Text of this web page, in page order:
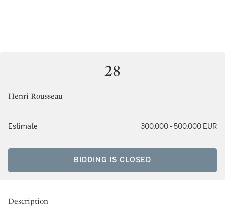
28
Henri Rousseau
Estimate 300,000 - 500,000 EUR
BIDDING IS CLOSED
Description